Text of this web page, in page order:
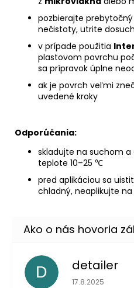
pozbierajte
nečistoty, utrite
v prípade použitia
plastovom povrchu
sa prípravok úplne
ak je povrch veľmi
uvedené kroky
Odporúčania:
skladujte na suchom
teplote 10–25 ℃
pred aplikáciou sa
chladný, neaplikujte
D detailer
Hodnotenie
17.8.2025